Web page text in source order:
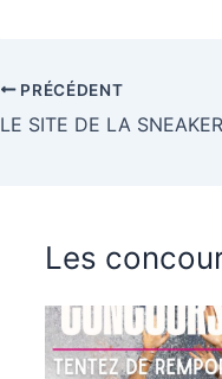
PRÉCÉDENT
LE SITE DE LA SNEAKER
Les